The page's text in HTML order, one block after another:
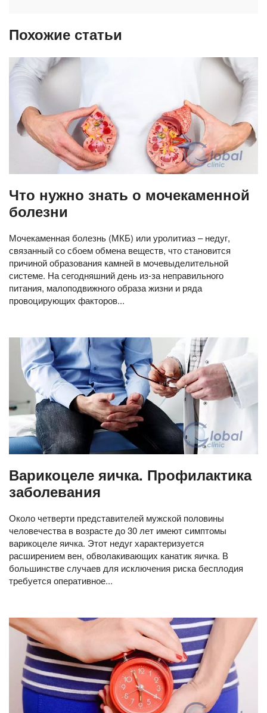
Похожие статьи
Что нужно знать о мочекаменной
болезни
Мочекаменная болезнь (МКБ) или уролитиаз – недуг,
связанный со сбоем обмена веществ, что становится
причиной образования камней в мочевыделительной
системе. На сегодняшний день из-за неправильного
питания, малоподвижного образа жизни и ряда
провоцирующих факторов...
Варикоцеле яичка. Профилактика
заболевания
Около четверти представителей мужской половины
человечества в возрасте до 30 лет имеют симптомы
варикоцеле яичка. Этот недуг характеризуется
расширением вен, обволакивающих канатик яичка. В
большинстве случаев для исключения риска бесплодия
требуется оперативное...